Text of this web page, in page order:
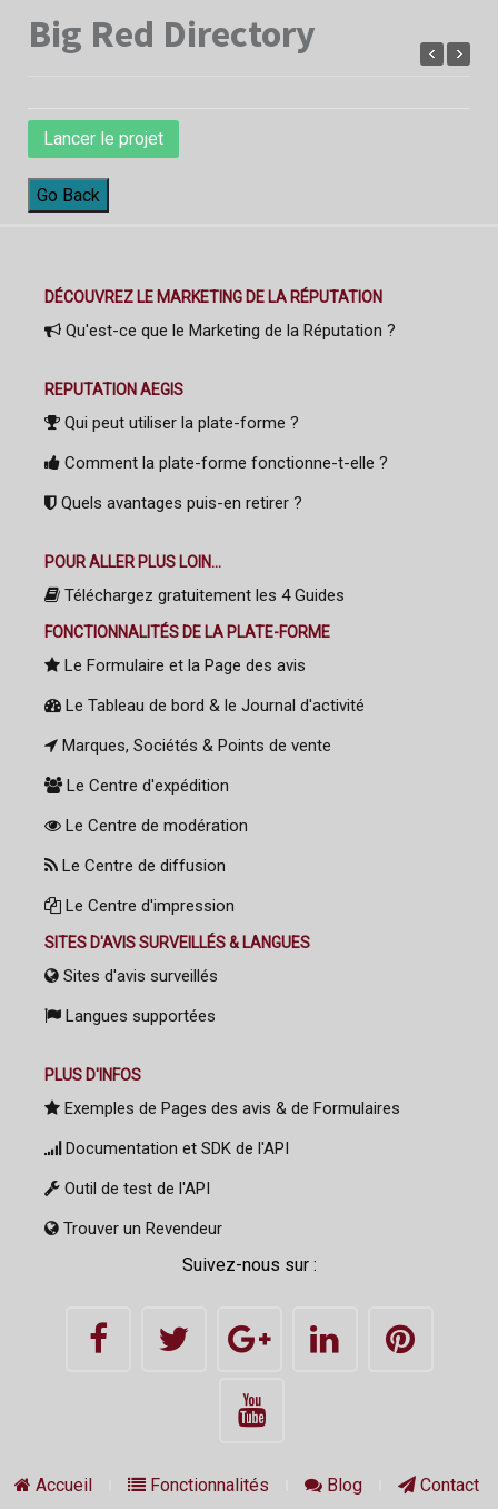
Big Red Directory
Lancer le projet
Go Back
DÉCOUVREZ LE MARKETING DE LA RÉPUTATION
Qu'est-ce que le Marketing de la Réputation ?
REPUTATION AEGIS
Qui peut utiliser la plate-forme ?
Comment la plate-forme fonctionne-t-elle ?
Quels avantages puis-en retirer ?
POUR ALLER PLUS LOIN...
Téléchargez gratuitement les 4 Guides
FONCTIONNALITÉS DE LA PLATE-FORME
Le Formulaire et la Page des avis
Le Tableau de bord & le Journal d'activité
Marques, Sociétés & Points de vente
Le Centre d'expédition
Le Centre de modération
Le Centre de diffusion
Le Centre d'impression
SITES D'AVIS SURVEILLÉS & LANGUES
Sites d'avis surveillés
Langues supportées
PLUS D'INFOS
Exemples de Pages des avis & de Formulaires
Documentation et SDK de l'API
Outil de test de l'API
Trouver un Revendeur
Suivez-nous sur :
Accueil Fonctionnalités Blog Contact